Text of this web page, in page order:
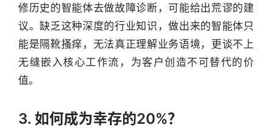
链
合
圈
修历史的智能体去做故障诊断，可能给出荒谬的建
议。缺乏这种深度的行业知识，做出来的智能体只
能是隔靴搔痒，无法真正理解业务语境，更谈不上
无缝嵌入核心工作流，为客户创造不可替代的价
值。
3. 如何成为幸存的20%？